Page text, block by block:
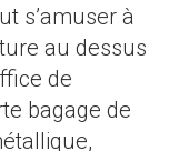
s’amuser à
au dessus
de
bagage de